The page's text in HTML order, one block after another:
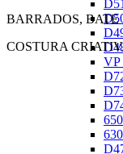
VP
BARRADOS, BATE
COSTURA